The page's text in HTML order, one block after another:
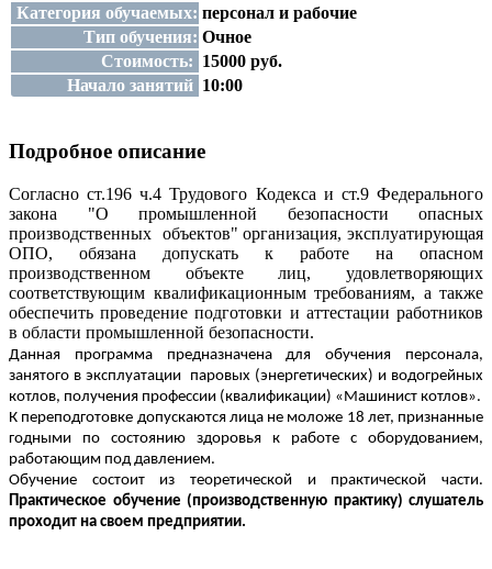
Категория обучаемых: персонал и рабочие
Тип обучения: Очное
Стоимость: 15000 руб.
Начало занятий 10:00
Подробное описание
Согласно ст.196 ч.4 Трудового Кодекса и ст.9 Федерального
закона "О промышленной безопасности опасных
производственных объектов" организация, эксплуатирующая
ОПО, обязана допускать к работе на опасном
производственном объекте лиц, удовлетворяющих
соответствующим квалификационным требованиям, а также
обеспечить проведение подготовки и аттестации работников
в области промышленной безопасности.
Данная программа предназначена для обучения персонала,
занятого в эксплуатации паровых (энергетических) и водогрейных
котлов, получения профессии (квалификации) «Машинист котлов».
К переподготовке допускаются лица не моложе 18 лет, признанные
годными по состоянию здоровья к работе с оборудованием,
работающим под давлением.
Обучение состоит из теоретической и практической части.
Практическое обучение (производственную практику) слушатель
проходит на своем предприятии.